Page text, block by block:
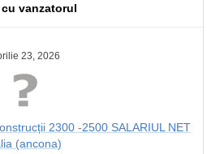
vanzatorul
23, 2026
2300 -2500 SALARIUL NET
(ancona)